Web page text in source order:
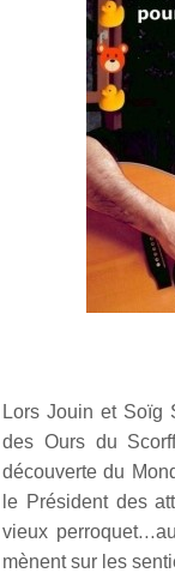
Lors Jouin et Soïg
des Ours du
découverte du
le Président des
vieux
mènent sur les